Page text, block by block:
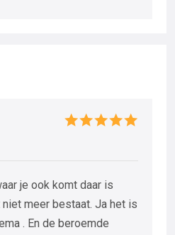
je ook komt daar is
niet meer bestaat. Ja het is
. En de beroemde